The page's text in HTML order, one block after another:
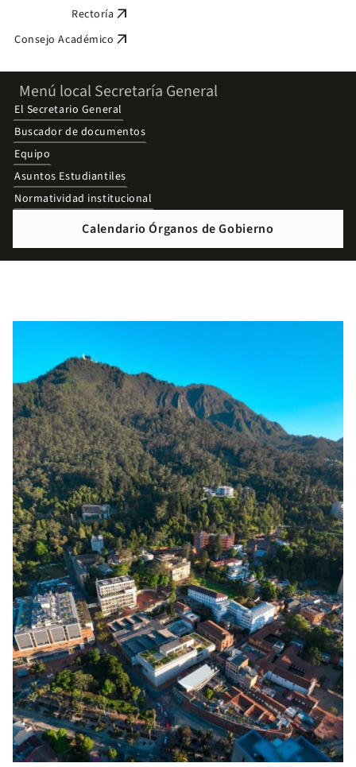
Rectoría arrow_outward
Consejo Académico arrow_outward
Menú local Secretaría General
El Secretario General
Buscador de documentos
Equipo
Asuntos Estudiantiles
Normatividad institucional
Calendario Órganos de Gobierno